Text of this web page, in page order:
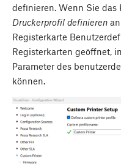
definieren. Wenn Sie das
Druckerprofil definieren
Registerkarte
Registerkarten geöffnet,
Parameter des
können.